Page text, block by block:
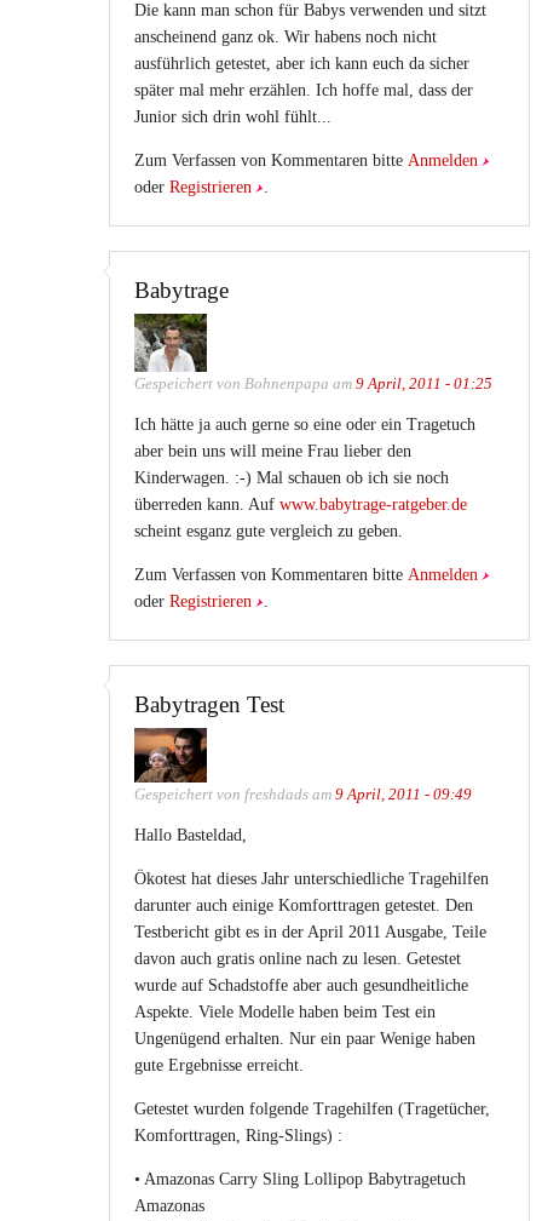
Die kann man schon für Babys verwenden und sitzt
anscheinend ganz ok. Wir habens noch nicht
ausführlich getestet, aber ich kann euch da sicher
später mal mehr erzählen. Ich hoffe mal, dass der
Junior sich drin wohl fühlt...
Zum Verfassen von Kommentaren bitte Anmelden
oder Registrieren .
Babytrage
Gespeichert von Bohnenpapa am 9 April, 2011 - 01:25
Ich hätte ja auch gerne so eine oder ein Tragetuch
aber bein uns will meine Frau lieber den
Kinderwagen. :-) Mal schauen ob ich sie noch
überreden kann. Auf www.babytrage-ratgeber.de
scheint esganz gute vergleich zu geben.
Zum Verfassen von Kommentaren bitte Anmelden
oder Registrieren .
Babytragen Test
Gespeichert von freshdads am 9 April, 2011 - 09:49
Hallo Basteldad,
Ökotest hat dieses Jahr unterschiedliche Tragehilfen
darunter auch einige Komforttragen getestet. Den
Testbericht gibt es in der April 2011 Ausgabe, Teile
davon auch gratis online nach zu lesen. Getestet
wurde auf Schadstoffe aber auch gesundheitliche
Aspekte. Viele Modelle haben beim Test ein
Ungenügend erhalten. Nur ein paar Wenige haben
gute Ergebnisse erreicht.
Getestet wurden folgende Tragehilfen (Tragetücher,
Komforttragen, Ring-Slings) :
• Amazonas Carry Sling Lollipop Babytragetuch
Amazonas